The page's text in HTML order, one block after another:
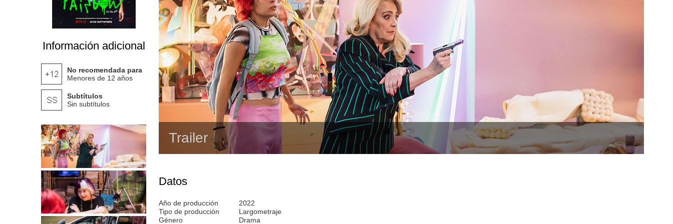
Información adicional
No recomendada para
Menores de 12 años
Subtítulos
Sin subtítulos
Trailer
Datos
Año de producción
2022
Tipo de producción
Largometraje
Género
Drama